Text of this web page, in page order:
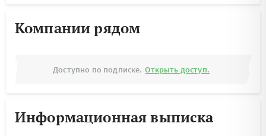
Компании рядом
Доступно по подписке. Открыть доступ.
Информационная выписка